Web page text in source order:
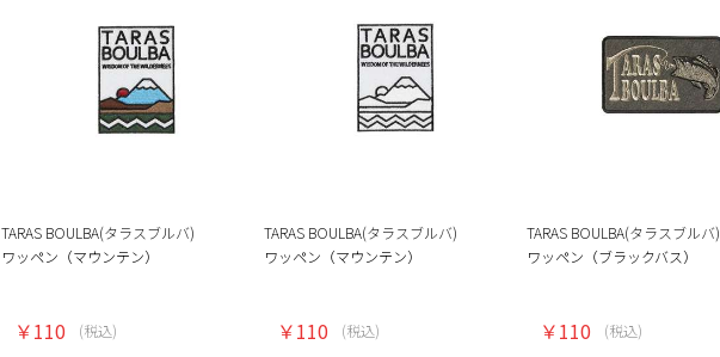
TARAS BOULBA(タラスブルバ)
ワッペン（マウンテン）
￥110 (税込)
TARAS BOULBA(タラスブルバ)
ワッペン（マウンテン）
￥110 (税込)
TARAS BOULBA(タラスブルバ)
ワッペン（ブラックバス）
￥110 (税込)